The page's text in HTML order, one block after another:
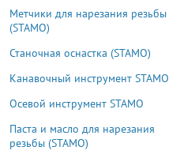
Метчики для нарезания резьбы
(STAMO)
Станочная оснастка (STAMO)
Канавочный инструмент STAMO
Осевой инструмент STAMO
Паста и масло для нарезания
резьбы (STAMO)